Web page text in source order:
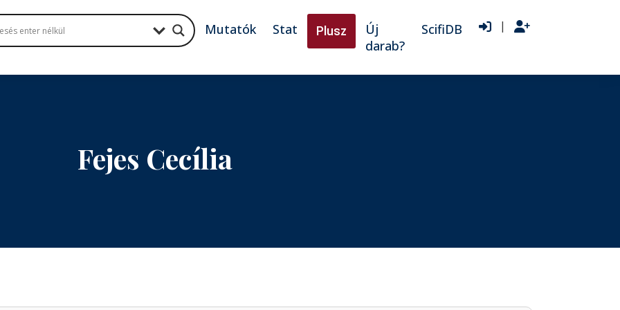
Mutatók Stat Plusz
Új
darab?
ScifiDB |
Fejes Cecília